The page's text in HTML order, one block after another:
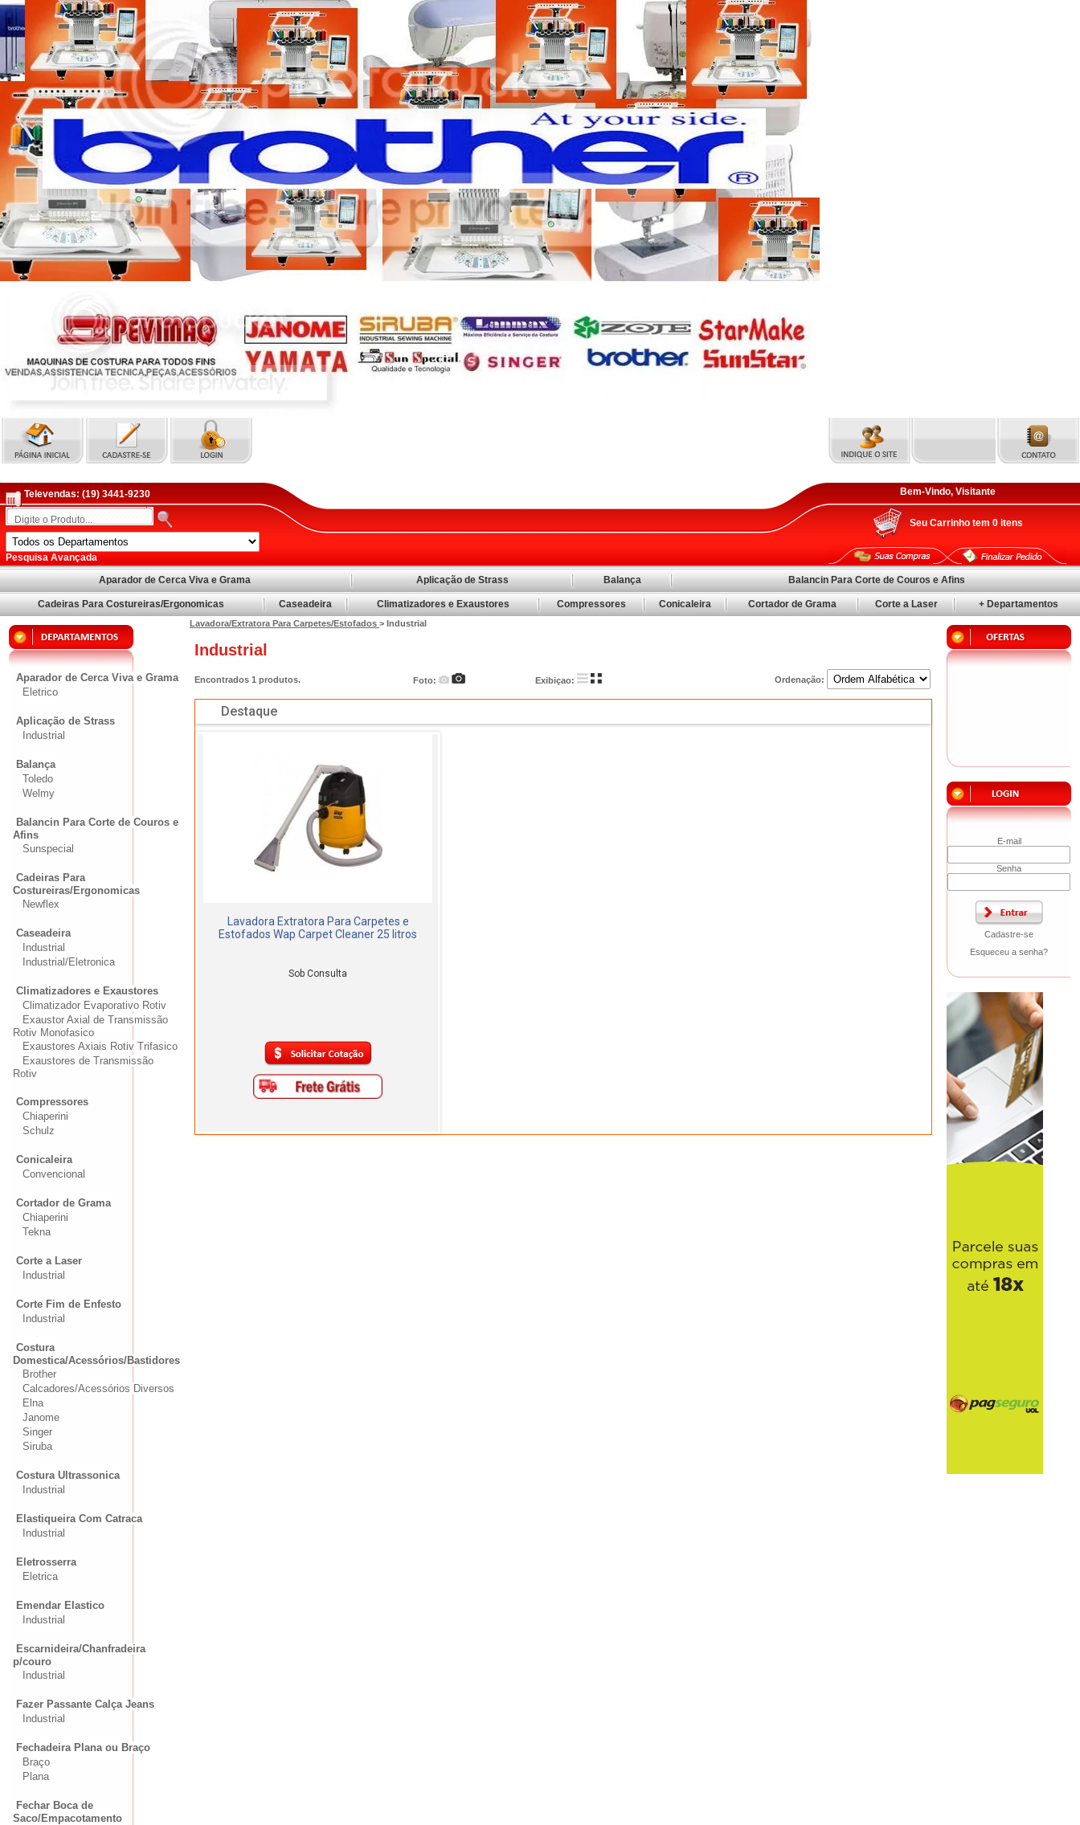
Televendas: (19) 3441-9230
Pesquisa Avançada
Bem-Vindo, Visitante
Seu Carrinho tem 0itens
Aparador de Cerca Viva e Grama Aplicação de Strass Balança Balancin Para Corte de Couros e Afins
Cadeiras Para Costureiras/Ergonomicas Caseadeira Climatizadores e Exaustores Compressores Conicaleira Cortador de Grama Corte a Laser + Departamentos
Aparador de Cerca Viva e Grama
Eletrico
Aplicação de Strass
Industrial
Balança
Toledo
Welmy
Balancin Para Corte de Couros e
Afins
Sunspecial
Cadeiras Para
Costureiras/Ergonomicas
Newflex
Caseadeira
Industrial
Industrial/Eletronica
Climatizadores e Exaustores
Climatizador Evaporativo Rotiv
Exaustor Axial de Transmissão
Rotiv Monofasico
Exaustores Axiais Rotiv Trifasico
Exaustores de Transmissão
Rotiv
Compressores
Chiaperini
Schulz
Conicaleira
Convencional
Cortador de Grama
Chiaperini
Tekna
Corte a Laser
Industrial
Corte Fim de Enfesto
Industrial
Costura
Domestica/Acessórios/Bastidores
Brother
Calcadores/Acessórios Diversos
Elna
Janome
Singer
Siruba
Costura Ultrassonica
Industrial
Elastiqueira Com Catraca
Industrial
Eletrosserra
Eletrica
Emendar Elastico
Industrial
Escarnideira/Chanfradeira
p/couro
Industrial
Fazer Passante Calça Jeans
Industrial
Fechadeira Plana ou Braço
Braço
Plana
Fechar Boca de
Saco/Empacotamento
Lavadora/Extratora Para Carpetes/Estofados > Industrial
Industrial
Encontrados 1 produtos. Foto: Exibiçao: Ordenação:
Destaque
Lavadora Extratora Para Carpetes e
Estofados Wap Carpet Cleaner 25 litros
Sob Consulta
E-mail
Senha
Cadastre-se
Esqueceu a senha?